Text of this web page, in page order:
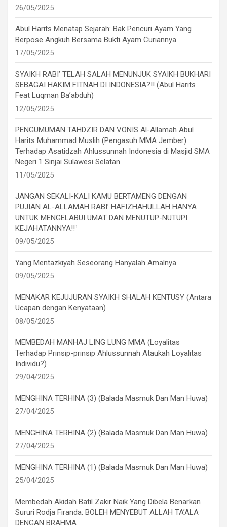
26/05/2025
Abul Harits Menatap Sejarah: Bak Pencuri Ayam Yang
Berpose Angkuh Bersama Bukti Ayam Curiannya
17/05/2025
SYAIKH RABI’ TELAH SALAH MENUNJUK SYAIKH BUKHARI
SEBAGAI HAKIM FITNAH DI INDONESIA?!! (Abul Harits
Feat Luqman Ba’abduh)
12/05/2025
PENGUMUMAN TAHDZIR DAN VONIS Al-Allamah Abul
Harits Muhammad Muslih (Pengasuh MMA Jember)
Terhadap Asatidzah Ahlussunnah Indonesia di Masjid SMA
Negeri 1 Sinjai Sulawesi Selatan
11/05/2025
JANGAN SEKALI-KALI KAMU BERTAMENG DENGAN
PUJIAN AL-ALLAMAH RABI’ HAFIZHAHULLAH HANYA
UNTUK MENGELABUI UMAT DAN MENUTUP-NUTUPI
KEJAHATANNYA!!¹
09/05/2025
Yang Mentazkiyah Seseorang Hanyalah Amalnya
09/05/2025
MENAKAR KEJUJURAN SYAIKH SHALAH KENTUSY (Antara
Ucapan dengan Kenyataan)
08/05/2025
MEMBEDAH MANHAJ LING LUNG MMA (Loyalitas
Terhadap Prinsip-prinsip Ahlussunnah Ataukah Loyalitas
Individu?)
29/04/2025
MENGHINA TERHINA (3) (Balada Masmuk Dan Man Huwa)
27/04/2025
MENGHINA TERHINA (2) (Balada Masmuk Dan Man Huwa)
27/04/2025
MENGHINA TERHINA (1) (Balada Masmuk Dan Man Huwa)
25/04/2025
Membedah Akidah Batil Zakir Naik Yang Dibela Benarkan
Sururi Rodja Firanda: BOLEH MENYEBUT ALLAH TA’ALA
DENGAN BRAHMA